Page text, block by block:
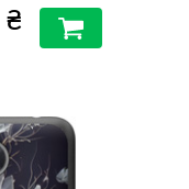
₴